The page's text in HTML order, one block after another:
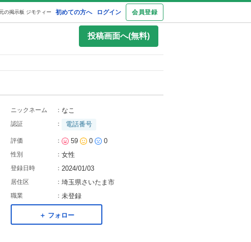
初めての方へ ログイン 会員登録
の掲示板 ジモティー
投稿画面へ(無料)
ニックネーム ： なこ
認証 ： 電話番号
評価 ： 59 0 0
性別 ： 女性
登録日時 ： 2024/01/03
居住区 ： 埼玉県さいたま市
職業 ： 未登録
＋ フォロー